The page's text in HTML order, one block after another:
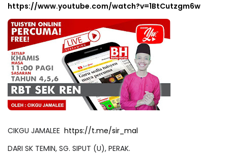
https://www.youtube.com/watch?v=1BtCutzgm6w
CIKGU JAMALEE https://t.me/sir_mal
DARI SK TEMIN, SG. SIPUT (U), PERAK.